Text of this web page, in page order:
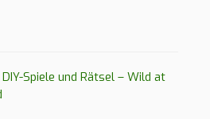
DIY-Spiele und Rätsel – Wild at